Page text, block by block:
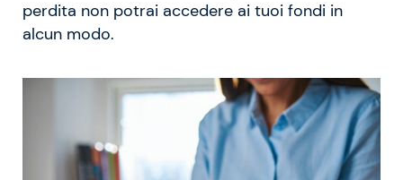
perdita non potrai accedere ai tuoi fondi in
alcun modo.